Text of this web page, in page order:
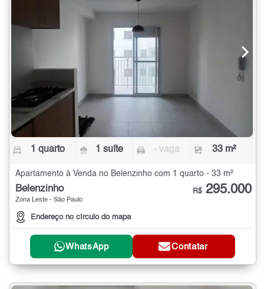
1 quarto 1 suíte - vaga 33 m²
Apartamento à Venda no Belenzinho com 1 quarto - 33 m²
Belenzinho
Zona Leste - São Paulo
Endereço no círculo do mapa
R$ 295.000
WhatsApp Contatar